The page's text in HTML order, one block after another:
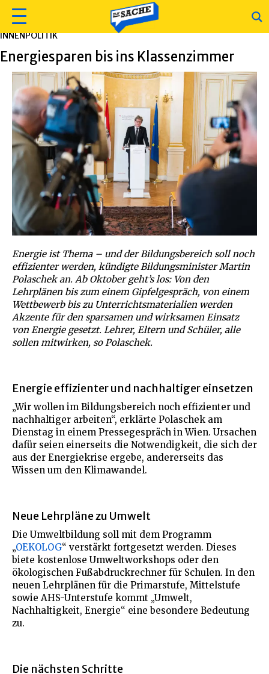
INNENPOLITIK
Energiesparen bis ins Klassenzimmer
Energie ist Thema – und der Bildungsbereich soll noch
effizienter werden, kündigte Bildungsminister Martin
Polaschek an. Ab Oktober geht’s los: Von den
Lehrplänen bis zum einem Gipfelgespräch, von einem
Wettbewerb bis zu Unterrichtsmaterialien werden
Akzente für den sparsamen und wirksamen Einsatz
von Energie gesetzt. Lehrer, Eltern und Schüler, alle
sollen mitwirken, so Polaschek.
Energie effizienter und nachhaltiger einsetzen
„Wir wollen im Bildungsbereich noch effizienter und
nachhaltiger arbeiten“, erklärte Polaschek am
Dienstag in einem Pressegespräch in Wien. Ursachen
dafür seien einerseits die Notwendigkeit, die sich der
aus der Energiekrise ergebe, andererseits das
Wissen um den Klimawandel.
Neue Lehrpläne zu Umwelt
Die Umweltbildung soll mit dem Programm
„OEKOLOG“ verstärkt fortgesetzt werden. Dieses
biete kostenlose Umweltworkshops oder den
ökologischen Fußabdruckrechner für Schulen. In den
neuen Lehrplänen für die Primarstufe, Mittelstufe
sowie AHS-Unterstufe kommt „Umwelt,
Nachhaltigkeit, Energie“ eine besondere Bedeutung
zu.
Die nächsten Schritte